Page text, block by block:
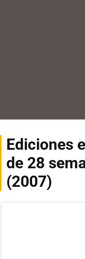
Ediciones
de 28
(2007)